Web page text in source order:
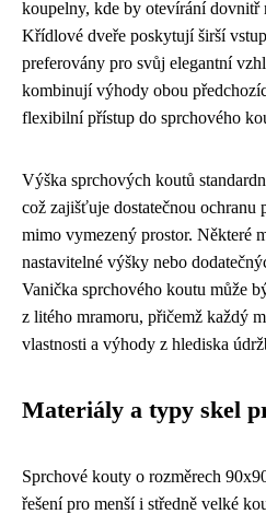
koupelny, kde by otevírání dovnitř
Křídlové dveře poskytují širší
preferovány pro svůj elegantní
kombinují výhody obou
flexibilní přístup do sprchového
Výška sprchových koutů
což zajišťuje dostatečnou ochranu
mimo vymezený prostor. Některé
nastavitelné výšky nebo
Vanička sprchového koutu může
z litého mramoru, přičemž každý
vlastnosti a výhody z hlediska
Materiály a typy skel
Sprchové kouty o rozměrech
řešení pro menší i středně velké